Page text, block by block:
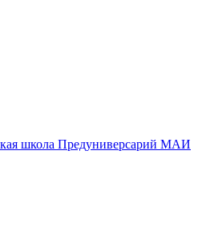
школа Предуниверсарий МАИ